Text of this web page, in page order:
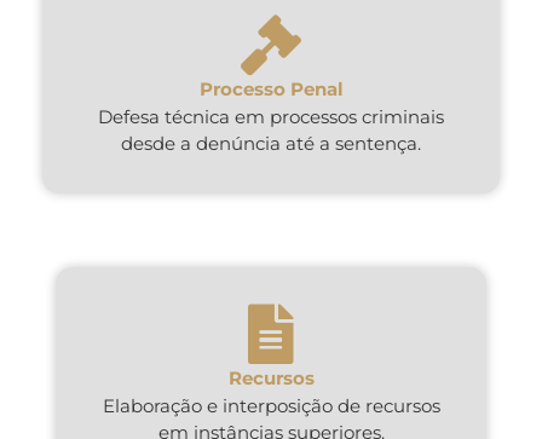
Processo Penal
Defesa técnica em processos criminais
desde a denúncia até a sentença.
Recursos
Elaboração e interposição de recursos
em instâncias superiores.